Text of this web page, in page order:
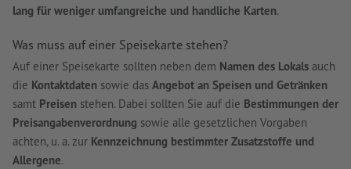
lang für weniger umfangreiche und handliche Karten.
Was muss auf einer Speisekarte stehen?
Auf einer Speisekarte sollten neben dem Namen des Lokals auch
die Kontaktdaten sowie das Angebot an Speisen und Getränken
samt Preisen stehen. Dabei sollten Sie auf die Bestimmungen der
Preisangabenverordnung sowie alle gesetzlichen Vorgaben
achten, u. a. zur Kennzeichnung bestimmter Zusatzstoffe und
Allergene.